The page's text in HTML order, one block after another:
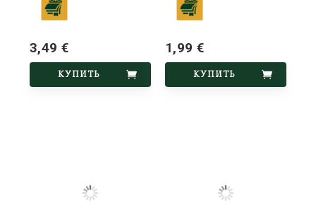
3,49 €
КУПИТЬ
1,99 €
КУПИТЬ